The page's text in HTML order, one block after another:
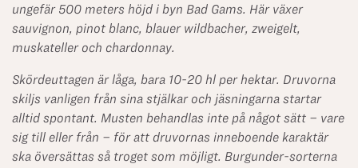
ungefär 500 meters höjd i byn Bad Gams. Här växer
sauvignon, pinot blanc, blauer wildbacher, zweigelt,
muskateller och chardonnay.
Skördeuttagen är låga, bara 10-20 hl per hektar. Druvorna
skiljs vanligen från sina stjälkar och jäsningarna startar
alltid spontant. Musten behandlas inte på något sätt – vare
sig till eller från – för att druvornas inneboende karaktär
ska översättas så troget som möjligt. Burgunder-sorterna